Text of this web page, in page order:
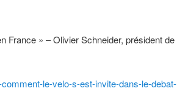
France » – Olivier Schneider, président de
le-velo-s-est-invite-dans-le-debat-